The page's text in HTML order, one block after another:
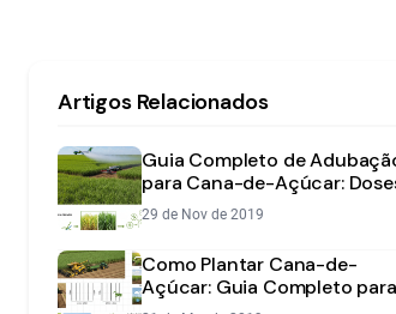
Artigos Relacionados
Guia Completo de
para Cana-de-Açúcar:
Nutrientes Essenciais
29 de Nov de 2019
Como Plantar Cana-de-
Açúcar: Guia Completo para